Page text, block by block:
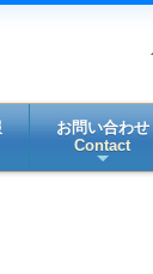
お問い合わせ
Contact